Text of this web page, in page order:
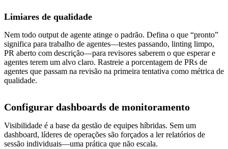
Limiares de qualidade
Nem todo output de agente atinge o padrão. Defina o que “pronto”
significa para trabalho de agentes—testes passando, linting limpo,
PR aberto com descrição—para revisores saberem o que esperar e
agentes terem um alvo claro. Rastreie a porcentagem de PRs de
agentes que passam na revisão na primeira tentativa como métrica de
qualidade.
Configurar dashboards de monitoramento
Visibilidade é a base da gestão de equipes híbridas. Sem um
dashboard, líderes de operações são forçados a ler relatórios de
sessão individuais—uma prática que não escala.